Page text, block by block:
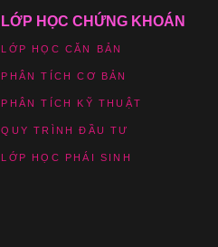
LỚP HỌC CHỨNG KHOÁN
LỚP HỌC CĂN BẢN
PHÂN TÍCH CƠ BẢN
PHÂN TÍCH KỸ THUẬT
QUY TRÌNH ĐẦU TƯ
LỚP HỌC PHÁI SINH